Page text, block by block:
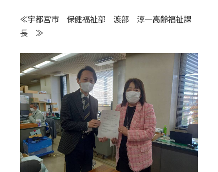
≪宇都宮市 保健福祉部 渡部 淳一高齢福祉課
長 ≫